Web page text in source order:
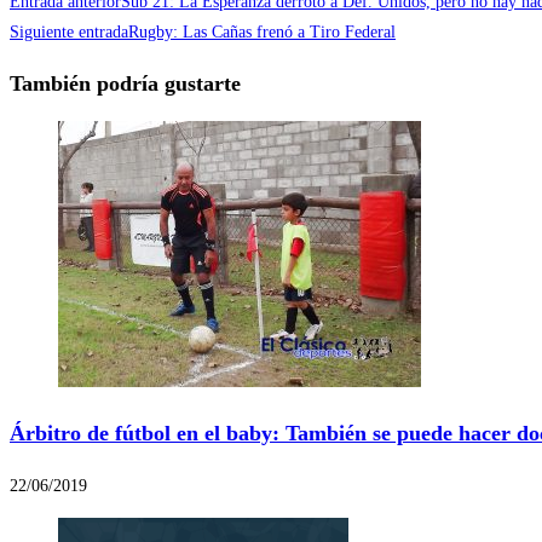
Siguiente entradaRugby: Las Cañas frenó a Tiro Federal
También podría gustarte
Árbitro de fútbol en el baby: También se puede hacer
22/06/2019